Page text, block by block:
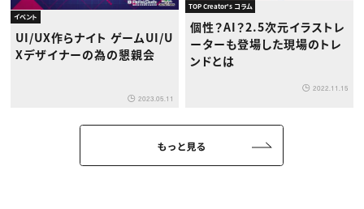
イベント
UI/UX作らナイト ゲームUI/U
Xデザイナーの為の懇親会
2023.05.11
TOP Creator's コラム
個性？AI？2.5次元イラストレ
ーターも登場した現場のトレ
ンドとは
2022.11.15